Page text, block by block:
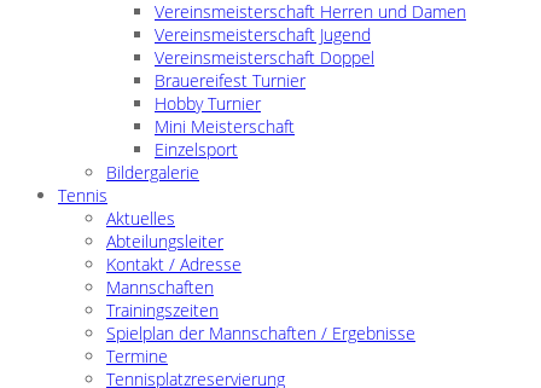
Vereinsmeisterschaft Herren und Damen
Vereinsmeisterschaft Jugend
Vereinsmeisterschaft Doppel
Brauereifest Turnier
Hobby Turnier
Mini Meisterschaft
Einzelsport
Bildergalerie
Tennis
Aktuelles
Abteilungsleiter
Kontakt / Adresse
Mannschaften
Trainingszeiten
Spielplan der Mannschaften / Ergebnisse
Termine
Tennisplatzreservierung